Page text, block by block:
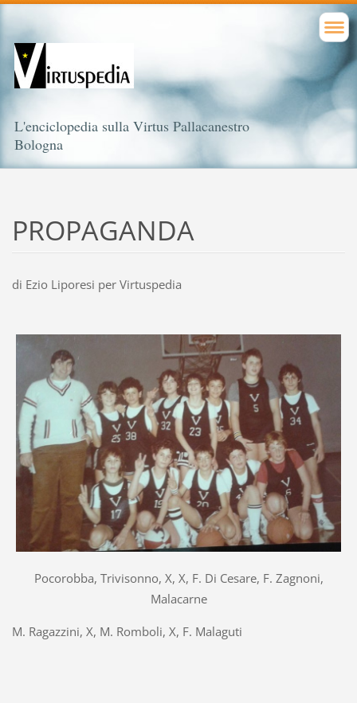
L'enciclopedia sulla Virtus Pallacanestro
Bologna
PROPAGANDA
di Ezio Liporesi per Virtuspedia
Pocorobba, Trivisonno, X, X, F. Di Cesare, F. Zagnoni,
Malacarne
M. Ragazzini, X, M. Romboli, X, F. Malaguti